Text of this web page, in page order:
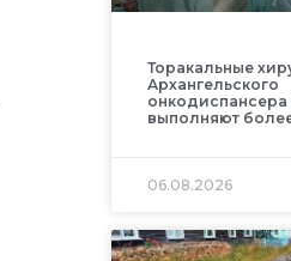
Торакальные
Архангельского
выполняют
06.08.2026